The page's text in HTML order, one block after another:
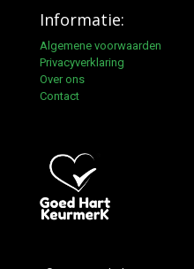
Informatie:
Algemene voorwaarden
Privacyverklaring
Over ons
Contact